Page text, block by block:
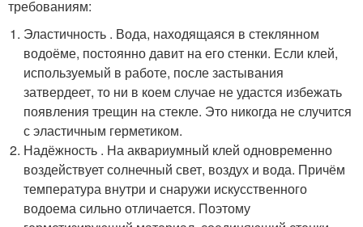
требованиям:
Эластичность . Вода, находящаяся в стеклянном
водоёме, постоянно давит на его стенки. Если клей,
используемый в работе, после застывания
затвердеет, то ни в коем случае не удастся избежать
появления трещин на стекле. Это никогда не случится
с эластичным герметиком.
Надёжность . На аквариумный клей одновременно
воздействует солнечный свет, воздух и вода. Причём
температура внутри и снаружи искусственного
водоема сильно отличается. Поэтому